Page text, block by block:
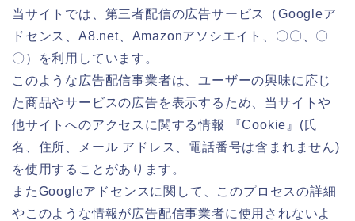
当サイトでは、第三者配信の広告サービス（Googleア
ドセンス、A8.net、Amazonアソシエイト、〇〇、〇
〇）を利用しています。
このような広告配信事業者は、ユーザーの興味に応じ
た商品やサービスの広告を表示するため、当サイトや
他サイトへのアクセスに関する情報 『Cookie』(氏
名、住所、メール アドレス、電話番号は含まれません)
を使用することがあります。
またGoogleアドセンスに関して、このプロセスの詳細
やこのような情報が広告配信事業者に使用されないよ